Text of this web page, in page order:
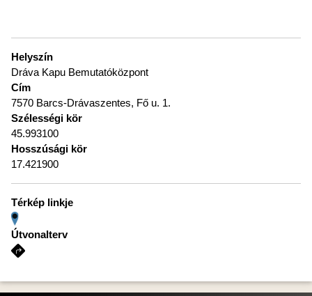
Helyszín
Dráva Kapu Bemutatóközpont
Cím
7570 Barcs-Drávaszentes, Fő u. 1.
Szélességi kör
45.993100
Hosszúsági kör
17.421900
Térkép linkje
Útvonalterv